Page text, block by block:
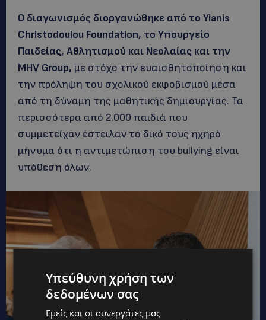
Ο διαγωνισμός διοργανώθηκε από το Yianis
Christodoulou Foundation, το Υπουργείο
Παιδείας, Αθλητισμού και Νεολαίας και την
MHV Group, με στόχο την ευαισθητοποίηση και
την πρόληψη του σχολικού εκφοβισμού μέσα
από τη δύναμη της μαθητικής δημιουργίας. Τα
περισσότερα από 2.000 παιδιά που
συμμετείχαν έστειλαν το δικό τους ηχηρό
μήνυμα ότι η αντιμετώπιση του bullying είναι
υπόθεση όλων.
Υπεύθυνη χρήση των
δεδομένων σας
Εμείς και οι συνεργάτες μας